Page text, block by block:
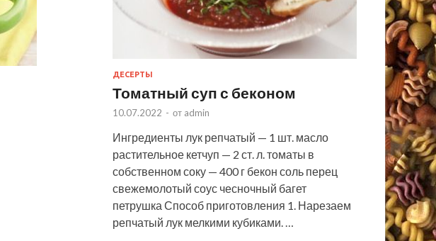
ДЕСЕРТЫ
Томатный суп с беконом
10.07.2022 - от admin
Ингредиенты лук репчатый — 1 шт. масло
растительное кетчуп — 2 ст. л. томаты в
собственном соку — 400 г бекон соль перец
свежемолотый соус чесночный багет
петрушка Способ приготовления 1. Нарезаем
репчатый лук мелкими кубиками. …